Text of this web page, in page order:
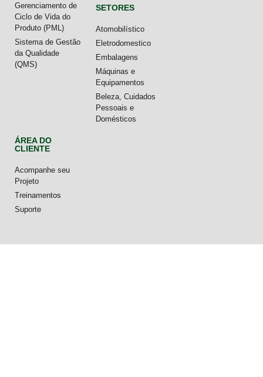
Gerenciamento de
Ciclo de Vida do
Produto (PML)
Sistema de Gestão
da Qualidade
(QMS)
SETORES
Atomobilístico
Eletrodomestico
Embalagens
Máquinas e
Equipamentos
Beleza, Cuidados
Pessoais e
Domésticos
ÁREA DO
CLIENTE
Acompanhe seu
Projeto
Treinamentos
Suporte